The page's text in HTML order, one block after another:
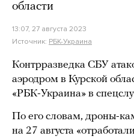
области
13:07, 27 августа 2023
Источник: РБК-Украина
Контрразведка СБУ
аэродром в Курской
«РБК-Украина» в
По его словам, дроны-
на 27 августа